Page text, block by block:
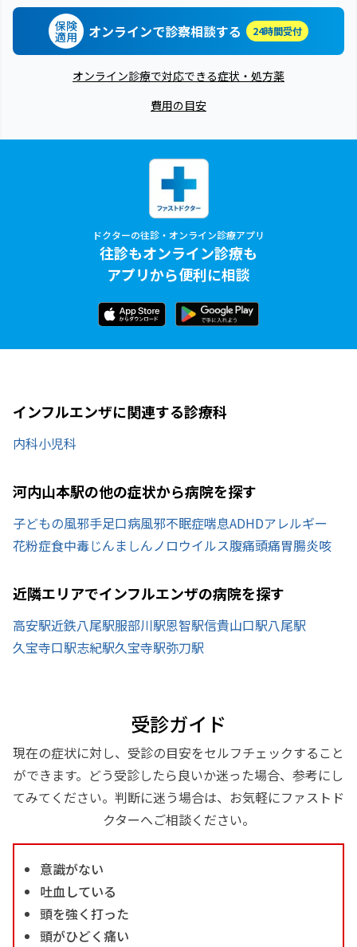
保険
適用 オンラインで診察相談する 24時間受付
オンライン診療で対応できる症状・処方薬
費用の目安
ドクターの往診・オンライン診療アプリ
往診もオンライン診療も
アプリから便利に相談
インフルエンザに関連する診療科
内科小児科
河内山本駅の他の症状から病院を探す
子どもの風邪手足口病風邪不眠症喘息ADHDアレルギー
花粉症食中毒じんましんノロウイルス腹痛頭痛胃腸炎咳
近隣エリアでインフルエンザの病院を探す
高安駅近鉄八尾駅服部川駅恩智駅信貴山口駅八尾駅
久宝寺口駅志紀駅久宝寺駅弥刀駅
受診ガイド
現在の症状に対し、受診の目安をセルフチェックすること
ができます。どう受診したら良いか迷った場合、参考にし
てみてください。判断に迷う場合は、お気軽にファストド
クターへご相談ください。
意識がない
吐血している
頭を強く打った
頭がひどく痛い